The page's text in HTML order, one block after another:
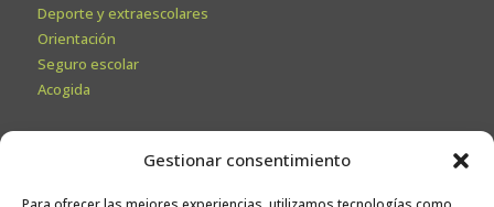
Gestionar consentimiento
Deporte y extraescolares
Orientación
Seguro escolar
Acogida